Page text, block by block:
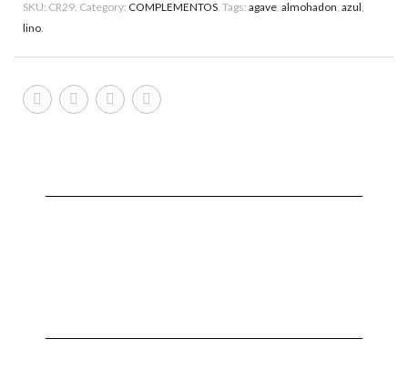
SKU: CR29. Category: COMPLEMENTOS. Tags: agave, almohadon, azul,
lino.